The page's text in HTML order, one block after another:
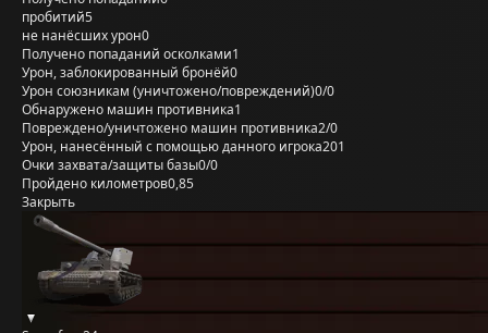
пробитий5
не нанёсших урон0
Получено попаданий осколками1
Урон, заблокированный бронёй0
Урон союзникам (уничтожено/повреждений)0/0
Обнаружено машин противника1
Повреждено/уничтожено машин противника2/0
Урон, нанесённый с помощью данного игрока201
Очки захвата/защиты базы0/0
Пройдено километров0,85
Закрыть